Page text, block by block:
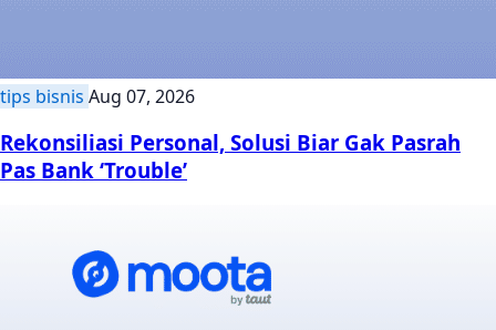
tips bisnis Aug 07, 2026
Rekonsiliasi Personal, Solusi Biar Gak Pasrah
Pas Bank ‘Trouble’